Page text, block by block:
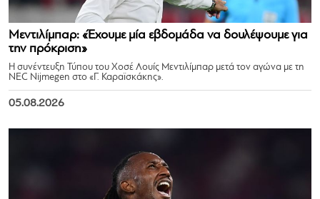
Μεντιλίμπαρ: «Έχουμε μία εβδομάδα να δουλέψουμε για
την πρόκριση»
Η συνέντευξη Τύπου του Χοσέ Λουίς Μεντιλίμπαρ μετά τον αγώνα με τη
NEC Nijmegen στο «Γ. Καραϊσκάκης».
05.08.2026